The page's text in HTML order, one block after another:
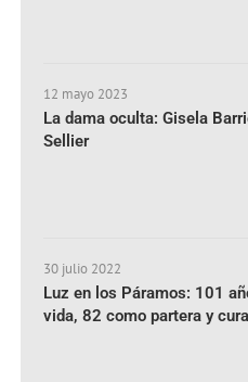
12 mayo 2023
La dama oculta: Gisela
Sellier
30 julio 2022
Luz en los Páramos: 101
vida, 82 como partera y